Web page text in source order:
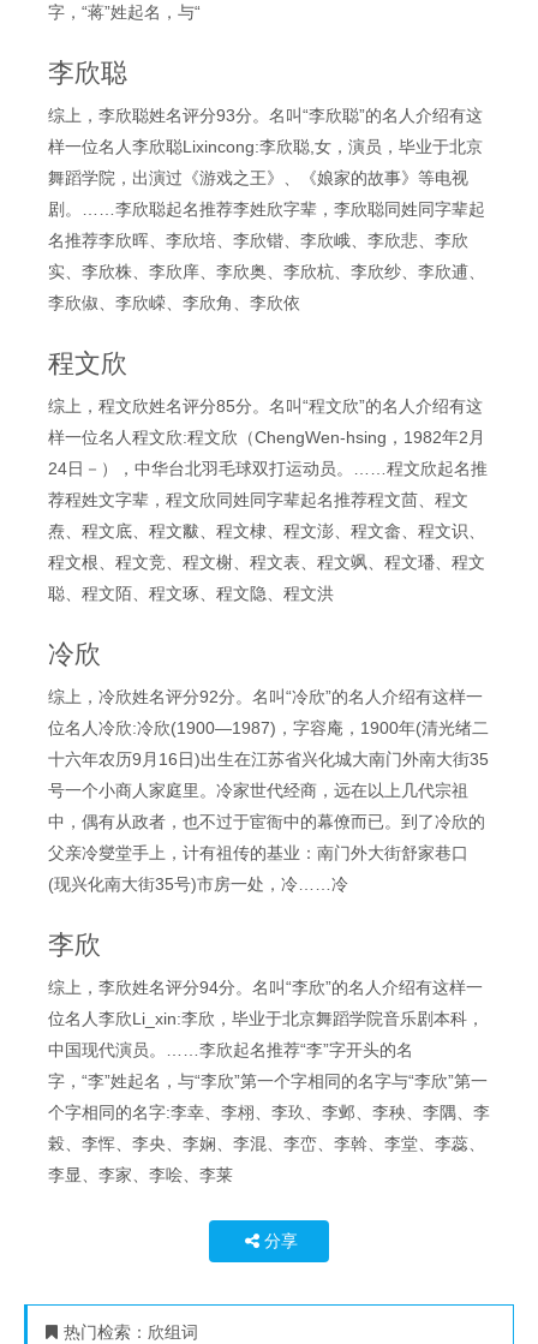
字，“蒋”姓起名，与“
李欣聪
综上，李欣聪姓名评分93分。名叫“李欣聪”的名人介绍有这
样一位名人李欣聪Lixincong:李欣聪,女，演员，毕业于北京
舞蹈学院，出演过《游戏之王》、《娘家的故事》等电视
剧。……李欣聪起名推荐李姓欣字辈，李欣聪同姓同字辈起
名推荐李欣晖、李欣培、李欣锴、李欣峨、李欣悲、李欣
实、李欣株、李欣庠、李欣奥、李欣杭、李欣纱、李欣逋、
李欣俶、李欣嵘、李欣角、李欣依
程文欣
综上，程文欣姓名评分85分。名叫“程文欣”的名人介绍有这
样一位名人程文欣:程文欣（ChengWen-hsing，1982年2月
24日－），中华台北羽毛球双打运动员。……程文欣起名推
荐程姓文字辈，程文欣同姓同字辈起名推荐程文茴、程文
焘、程文底、程文黻、程文棣、程文澎、程文畲、程文识、
程文根、程文竞、程文榭、程文表、程文飒、程文璠、程文
聪、程文陌、程文琢、程文隐、程文洪
冷欣
综上，冷欣姓名评分92分。名叫“冷欣”的名人介绍有这样一
位名人冷欣:冷欣(1900—1987)，字容庵，1900年(清光绪二
十六年农历9月16日)出生在江苏省兴化城大南门外南大街35
号一个小商人家庭里。冷家世代经商，远在以上几代宗祖
中，偶有从政者，也不过于宦衙中的幕僚而已。到了冷欣的
父亲冷燮堂手上，计有祖传的基业：南门外大街舒家巷口
(现兴化南大街35号)市房一处，冷……冷
李欣
综上，李欣姓名评分94分。名叫“李欣”的名人介绍有这样一
位名人李欣Li_xin:李欣，毕业于北京舞蹈学院音乐剧本科，
中国现代演员。……李欣起名推荐“李”字开头的名
字，“李”姓起名，与“李欣”第一个字相同的名字与“李欣”第一
个字相同的名字:李幸、李栩、李玖、李邺、李秧、李隅、李
榖、李恽、李央、李娴、李混、李峦、李斡、李堂、李蕊、
李显、李家、李哙、李莱
分享
热门检索： 欣组词